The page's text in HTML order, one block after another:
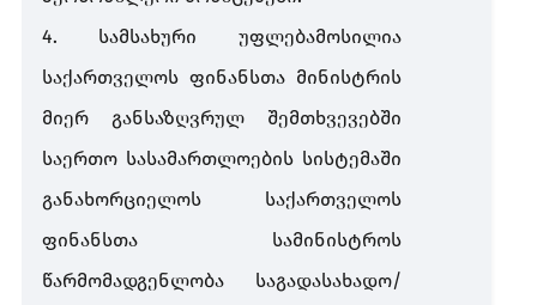
4. სამსახური
უფლებამოსილია
საქართველოს ფინანსთა მინისტრის
მიერ
განსაზღვრულ
შემთხვევებში
საერთო სასამართლოების სისტემაში
განახორციელოს
საქართველოს
ფინანსთა
სამინისტროს
წარმომადგენლობა
საგადასახადო/